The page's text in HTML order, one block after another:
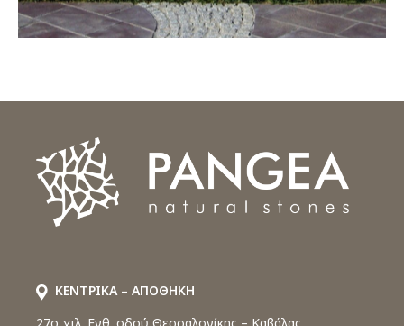
ΚΕΝΤΡΙΚΑ – ΑΠΟΘΗΚΗ
27o χιλ. Ενθ. οδού Θεσσαλονίκης – Καβάλας